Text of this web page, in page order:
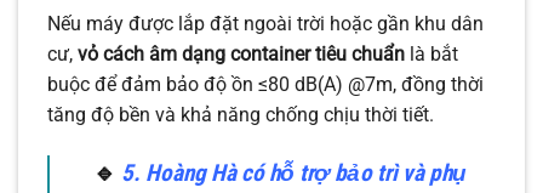
Nếu máy được lắp đặt ngoài trời hoặc gần khu dân
cư, vỏ cách âm dạng container tiêu chuẩn là bắt
buộc để đảm bảo độ ồn ≤80 dB(A) @7m, đồng thời
tăng độ bền và khả năng chống chịu thời tiết.
🔹 5. Hoàng Hà có hỗ trợ bảo trì và phụ